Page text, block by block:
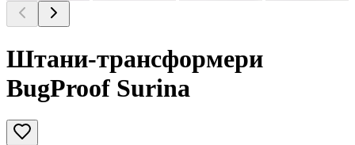
Штани-трансформери
BugProof Surina